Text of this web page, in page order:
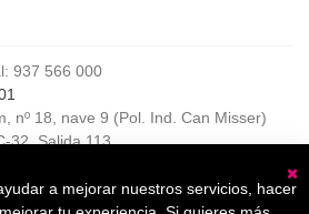
937 566 000
nº 18, nave 9 (Pol. Ind. Can Misser)
32, Salida 113
a 17:00,
a mejorar nuestros servicios, hacer